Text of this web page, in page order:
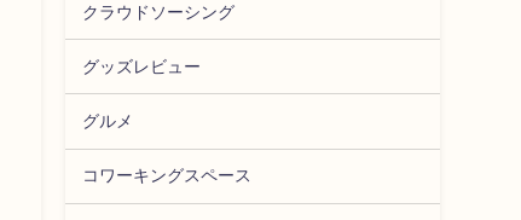
クラウドソーシング
グッズレビュー
グルメ
コワーキングスペース